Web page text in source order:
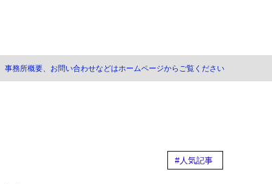
事務所概要、お問い合わせなどはホームページからご覧ください
#人気記事
ム(CCUS)とは